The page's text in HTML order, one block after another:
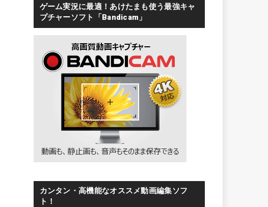
ゲーム実況に最適！あけたまも使う最強キャ
プチャーソフト「Bandicam」
カンタン・高機能なオススメ動画編集ソフ
ト！